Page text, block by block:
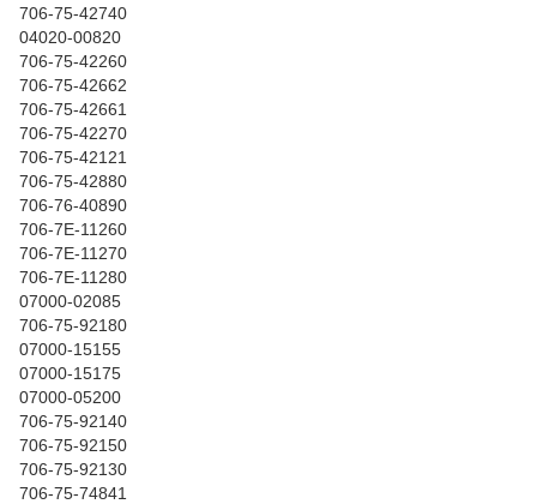
706-75-42740
04020-00820
706-75-42260
706-75-42662
706-75-42661
706-75-42270
706-75-42121
706-75-42880
706-76-40890
706-7E-11260
706-7E-11270
706-7E-11280
07000-02085
706-75-92180
07000-15155
07000-15175
07000-05200
706-75-92140
706-75-92150
706-75-92130
706-75-74841